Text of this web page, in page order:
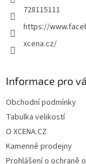
728115111
https://
xcena.cz/
Informace pro
Obchodní podmínky
Tabulka velikostí
O XCENA.CZ
Kamenné prodejny
Prohlášení o ochraně